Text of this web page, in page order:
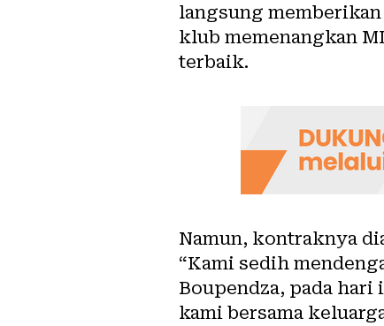
langsung
klub memenangkan
terbaik.
Namun, kontraknya
“Kami sedih
Boupendza, pada hari
kami bersama